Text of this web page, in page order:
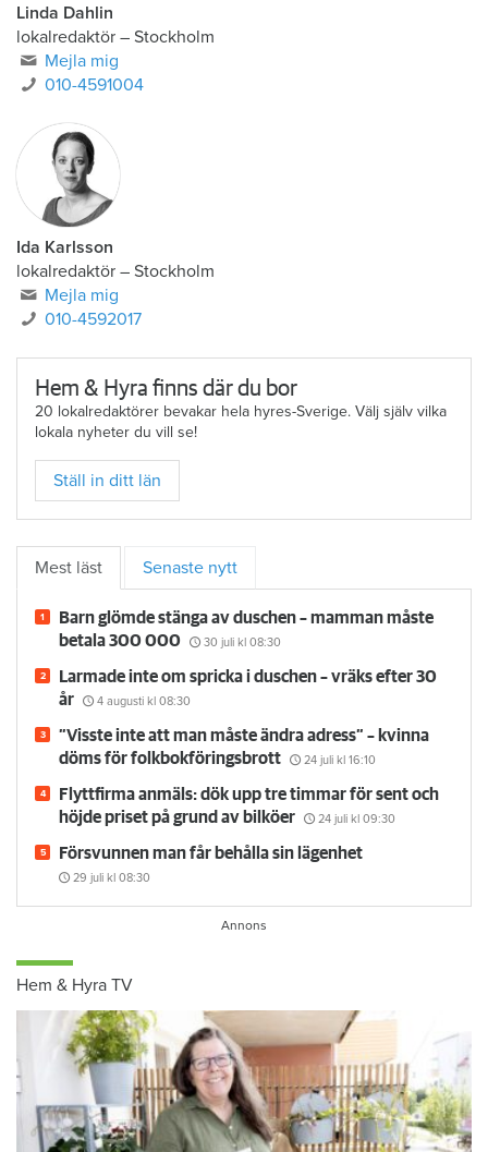
Linda Dahlin
lokalredaktör – Stockholm
Mejla mig
010-4591004
Ida Karlsson
lokalredaktör – Stockholm
Mejla mig
010-4592017
Hem & Hyra finns där du bor
20 lokalredaktörer bevakar hela hyres-Sverige. Välj själv vilka
lokala nyheter du vill se!
Ställ in ditt län
Mest läst Senaste nytt
Barn glömde stänga av duschen – mamman måste
betala 300 000
30 juli kl 08:30
Larmade inte om spricka i duschen – vräks efter 30
år
4 augusti kl 08:30
”Visste inte att man måste ändra adress” – kvinna
döms för folkbokföringsbrott
24 juli kl 16:10
Flyttfirma anmäls: dök upp tre timmar för sent och
höjde priset på grund av bilköer
24 juli kl 09:30
Försvunnen man får behålla sin lägenhet
29 juli kl 08:30
Hem & Hyra TV